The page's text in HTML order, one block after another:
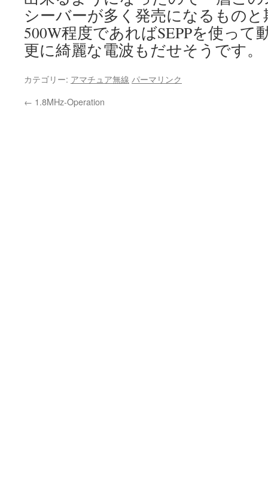
シーバーが多く発売になるもの
500W程度であればSEPPを使って
更に綺麗な電波もだせそうです。
カテゴリー: アマチュア無線 パーマリンク
← 1.8MHz-Operation